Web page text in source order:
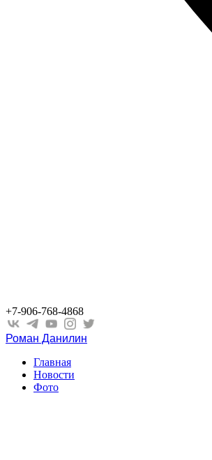
+7-906-768-4868
Роман Данилин
Главная
Новости
Фото